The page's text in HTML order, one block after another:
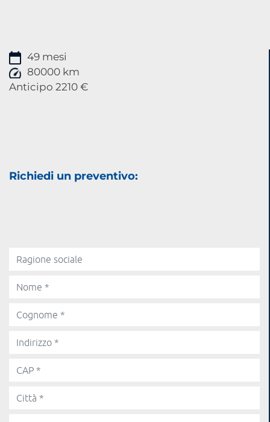
49 mesi
80000 km
Anticipo 2210 €
Richiedi un preventivo: